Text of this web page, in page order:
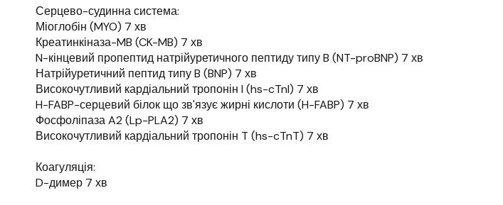
Серцево-судинна система:
Міоглобін (MYO) 7 хв
Креатинкіназа-MB (CK-MB) 7 хв
N-кінцевий пропептид натрійуретичного пептиду типу B (NT-proBNP) 7 хв
Натрійуретичний пептид типу B (BNP) 7 хв
Високочутливий кардіальний тропонін I (hs-cTnI) 7 хв
H-FABP-серцевий білок що зв'язує жирні кислоти (H-FABP) 7 хв
Фосфоліпаза A2 (Lp-PLA2) 7 хв
Високочутливий кардіальний тропонін T (hs-cTnT) 7 хв
Коагуляція:
D-димер 7 хв